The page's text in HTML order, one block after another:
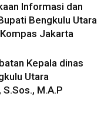
Informasi dan
Bengkulu Utara
Jakarta
Kepala dinas
Utara
M.A.P